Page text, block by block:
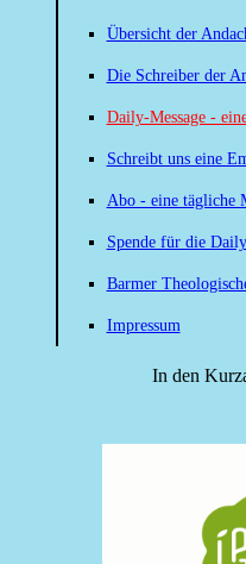
Übersicht der
Die Schreiber der
Daily-Message -
Schreibt uns eine
Abo - eine tägliche
Spende für die
Barmer
Impressum
In den